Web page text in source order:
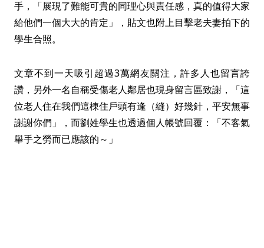
手，「展現了難能可貴的同理心與責任感，真的值得大家
給他們一個大大的肯定」，貼文也附上目擊老夫妻拍下的
學生合照。
文章不到一天吸引超過3萬網友關注，許多人也留言誇
讚，另外一名自稱受傷老人鄰居也現身留言區致謝，「這
位老人住在我們這棟住戶頭有逢（縫）好幾針，平安無事
謝謝你們」，而劉姓學生也透過個人帳號回覆：「不客氣
舉手之勞而已應該的～」